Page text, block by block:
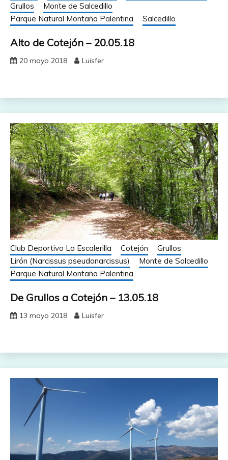
Grullos
Monte de Salcedillo
Parque Natural Montaña Palentina
Salcedillo
Alto de Cotejón – 20.05.18
20 mayo 2018 Luisfer
Club Deportivo La Escalerilla Cotejón
Grullos
Lirón (Narcissus pseudonarcissus)
Monte de Salcedillo
Parque Natural Montaña Palentina
De Grullos a Cotejón – 13.05.18
13 mayo 2018 Luisfer